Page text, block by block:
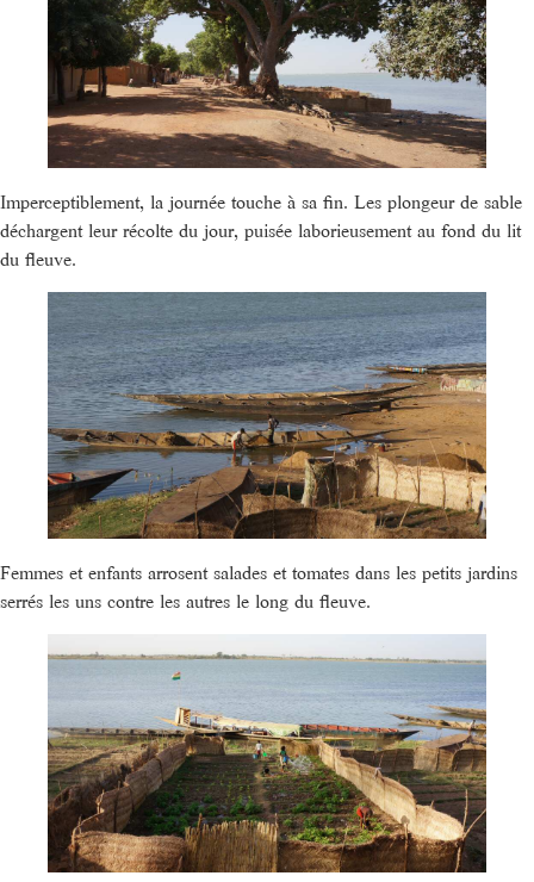
Imperceptiblement, la journée touche à sa fin. Les plongeur de sable
déchargent leur récolte du jour, puisée laborieusement au fond du lit
du fleuve.
Femmes et enfants arrosent salades et tomates dans les petits jardins
serrés les uns contre les autres le long du fleuve.